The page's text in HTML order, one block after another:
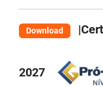
Download
2027